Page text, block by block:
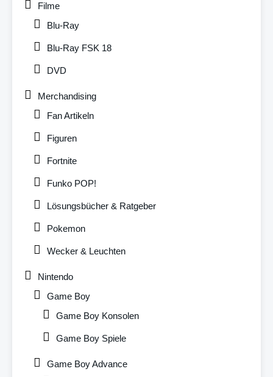
Filme
Blu-Ray
Blu-Ray FSK 18
DVD
Merchandising
Fan Artikeln
Figuren
Fortnite
Funko POP!
Lösungsbücher & Ratgeber
Pokemon
Wecker & Leuchten
Nintendo
Game Boy
Game Boy Konsolen
Game Boy Spiele
Game Boy Advance